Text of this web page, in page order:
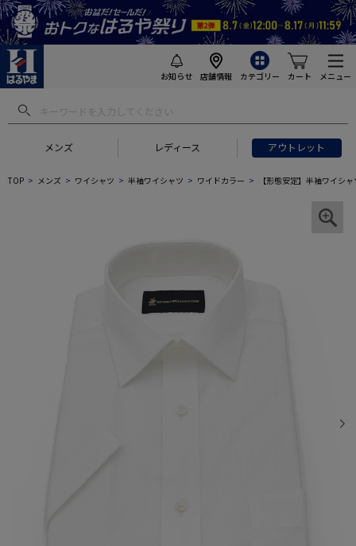
お知らせ 店舗情報 カテゴリー カート メニュー
メンズ レディース アウトレット
TOP メンズ ワイシャツ 半袖ワイシャツ ワイドカラー 【形態安定】半袖ワイシ